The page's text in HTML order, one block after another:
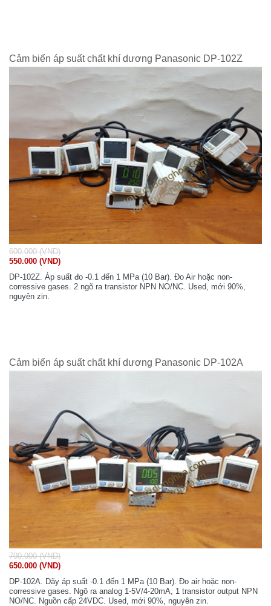
Cảm biến áp suất chất khí dương Panasonic DP-102Z
600.000 (VND)
550.000 (VND)
DP-102Z. Áp suất đo -0.1 đến 1 MPa (10 Bar). Đo Air hoặc non-
corressive gases. 2 ngõ ra transistor NPN NO/NC. Used, mới 90%,
nguyên zin.
Cảm biến áp suất chất khí dương Panasonic DP-102A
700.000 (VND)
650.000 (VND)
DP-102A. Dãy áp suất -0.1 đến 1 MPa (10 Bar). Đo air hoặc non-
corressive gases. Ngõ ra analog 1-5V/4-20mA, 1 transistor output NPN
NO/NC. Nguồn cấp 24VDC. Used, mới 90%, nguyên zin.